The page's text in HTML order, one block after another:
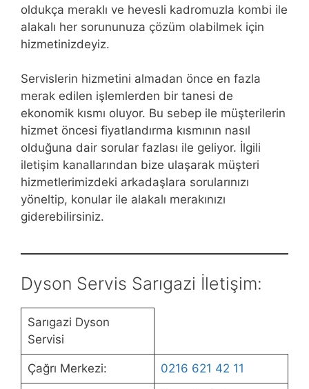
oldukça meraklı ve hevesli kadromuzla kombi ile
alakalı her sorununuza çözüm olabilmek için
hizmetinizdeyiz.
Servislerin hizmetini almadan önce en fazla
merak edilen işlemlerden bir tanesi de
ekonomik kısmı oluyor. Bu sebep ile müşterilerin
hizmet öncesi fiyatlandırma kısmının nasıl
olduğuna dair sorular fazlası ile geliyor. İlgili
iletişim kanallarından bize ulaşarak müşteri
hizmetlerimizdeki arkadaşlara sorularınızı
yöneltip, konular ile alakalı merakınızı
giderebilirsiniz.
Dyson Servis Sarıgazi İletişim:
Sarıgazi Dyson
Servisi
Çağrı Merkezi: 0216 621 42 11